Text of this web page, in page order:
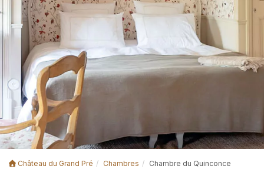
Château du Grand Pré Chambres Chambre du Quinconce